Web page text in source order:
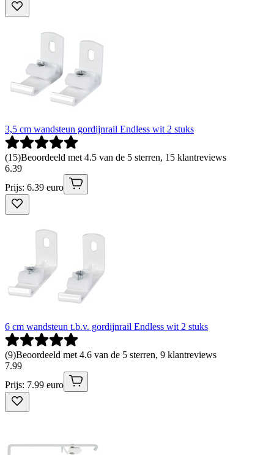
3,5 cm wandsteun gordijnrail Endless wit 2 stuks
(15)Beoordeeld met 4.5 van de 5 sterren, 15 klantreviews
6.39
Prijs: 6.39 euro
6 cm wandsteun t.b.v. gordijnrail Endless wit 2 stuks
(9)Beoordeeld met 4.6 van de 5 sterren, 9 klantreviews
7.99
Prijs: 7.99 euro